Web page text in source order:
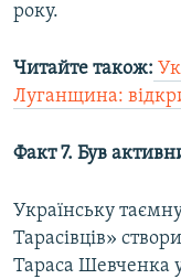
року.
Читайте також:
Луганщина:
Факт 7. Був
Українську
Тарасівців»
Тараса Шевченка